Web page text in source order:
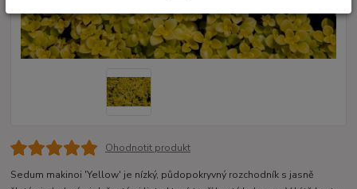
Ohodnotit produkt
Sedum makinoi 'Yellow' je nízký, půdopokryvný rozchodník s jasně